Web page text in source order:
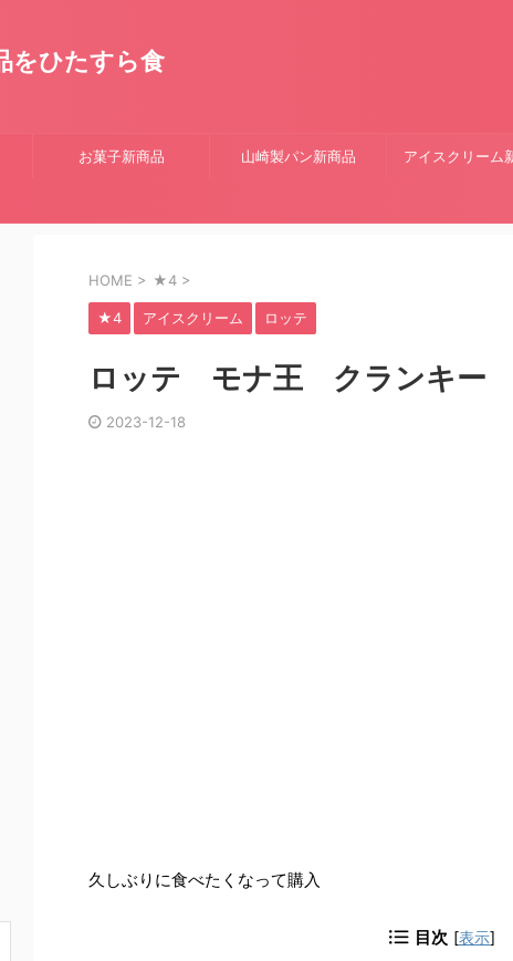
をひたすら食
お菓子新商品 山崎製パン新商品 アイスクリーム
HOME > ★4 >
★4 アイスクリーム ロッテ
ロッテ モナ王 クランキー
2023-12-18
久しぶりに食べたくなって購入
目次 [表示]